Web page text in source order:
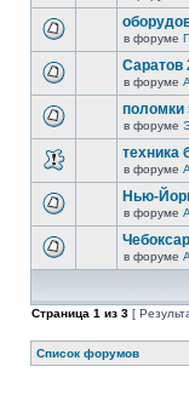
в форуме
Саратов
в форуме
поломки
в форуме
техника
в форуме
Нью-
в форуме
в форуме
Страница 1 из 3 [
Список форумов